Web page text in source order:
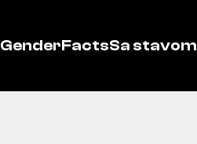
GenderFactsSa stavom